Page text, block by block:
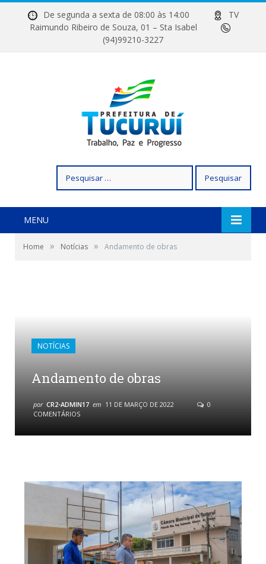
De segunda a sexta de 08:00 às 14:00
TV
Raimundo Ribeiro de Souza, 01 – Sta Isabel
(94)99210-3227
por:
MENU
Home » Notícias » Andamento de obras
NOTÍCIAS
Andamento de obras
por CR2-ADMIN17 em 11 DE MARÇO DE 2022
0
COMENTÁRIOS